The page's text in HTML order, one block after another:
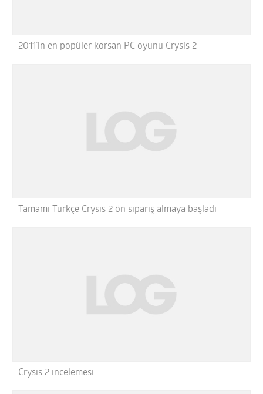
2011’in en popüler korsan PC oyunu Crysis 2
Tamamı Türkçe Crysis 2 ön sipariş almaya başladı
Crysis 2 incelemesi